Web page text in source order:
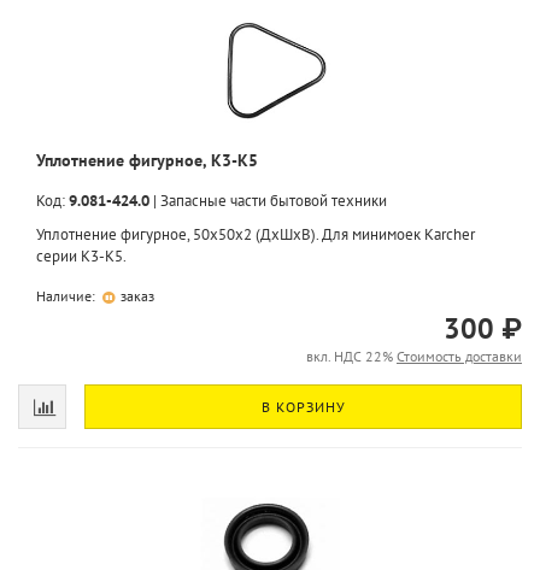
Уплотнение фигурное, K3-K5
Код:9.081-424.0 | Запасные части бытовой техники
Уплотнение фигурное, 50x50x2 (ДхШхВ). Для минимоек Karcher
серии K3-K5.
Наличие: заказ
300 ₽
вкл. НДС 22% Стоимость доставки
В КОРЗИНУ